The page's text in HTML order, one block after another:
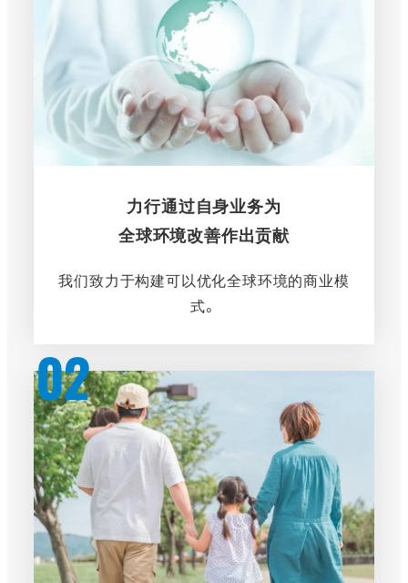
力行通过自身业务为
全球环境改善作出贡献
我们致力于构建可以优化全球环境的商业模
式。
ら
に
詳
し
く